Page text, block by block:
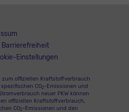
Barrierefreiheit
Einstellungen
zum offiziellen Kraftstoffverbrauch
CO2 -Emissionen und
neuer PKW können
offiziellen Kraftstoffverbrauch,
CO2 -Emissionen und den